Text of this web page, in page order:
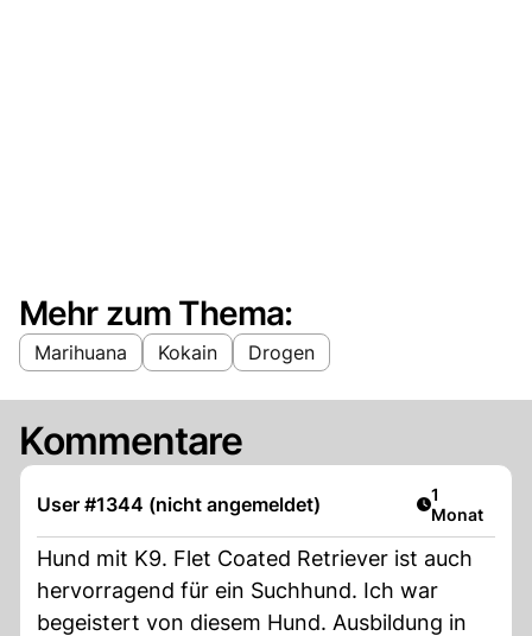
Mehr zum Thema:
Marihuana Kokain Drogen
Kommentare
User #1344 (nicht angemeldet) Artikel
1
Monat
Hund mit K9. Flet Coated Retriever ist auch
hervorragend für ein Suchhund. Ich war
begeistert von diesem Hund. Ausbildung in